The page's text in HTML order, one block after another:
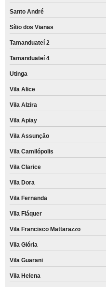
venda de cartucho remanufaturado
venda de remanufatura de cartucho
remanufatura de cartucho hp preço
cartucho remanufaturado hp Cotia
remanufatura de cartuchos de toner
remanufatura de cartucho de
cartucho remanufaturado hp preço
cartucho para impressora hp
quanto custa remanufatura de
quanto custa remanufatura de
quanto custa remanufatura de
venda de remanufatura de cartucho
quanto custa remanufatura de
Santo André
Sítio dos Vianas
Tamanduateí 2
Tamanduateí 4
Utinga
Vila Alice
Vila Alzira
Vila Apiay
Vila Assunção
Vila Camilópolis
Vila Clarice
Vila Dora
Vila Fernanda
Vila Fláquer
Vila Francisco Mattarazzo
Vila Glória
Vila Guarani
Vila Helena